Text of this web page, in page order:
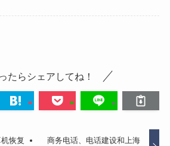
たらシェアしてね！
恢复
商务电话、电话建设和上海